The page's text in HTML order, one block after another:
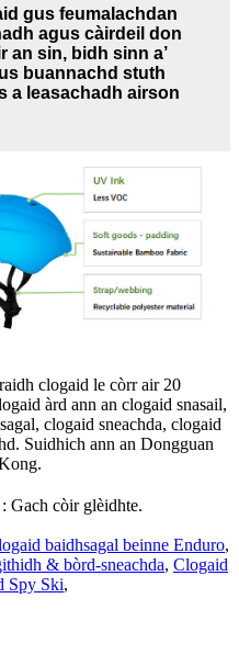
gus feumalachdan
agus càirdeil don
an sin, bidh sinn a’
buannachd stuth
a leasachadh airson
clogaid le còrr air 20
àrd ann an clogaid snasail,
clogaid sneachda, clogaid
Suidhich ann an Dongguan
Gach còir glèidhte.
baidhsagal beinne Enduro,
& bòrd-sneachda, Clogaid
Spy Ski,